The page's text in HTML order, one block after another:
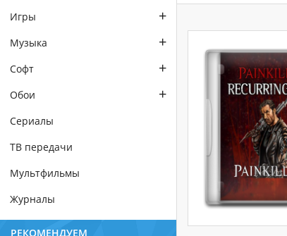
Игры +
Музыка +
Софт +
Обои +
Сериалы
ТВ передачи
Мультфильмы
Журналы
РЕКОМЕНДУЕМ